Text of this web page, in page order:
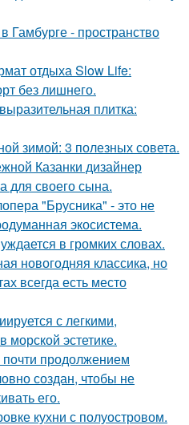
Гамбурге - пространство
отдыха Slow Life:
без лишнего.
плитка:
зимой: 3 полезных совета.
Казанки дизайнер
для своего сына.
"Брусника" - это не
экосистема.
в громких словах.
новогодняя классика, но
всегда есть место
с легкими,
эстетике.
продолжением
создан, чтобы не
его.
кухни с полуостровом.